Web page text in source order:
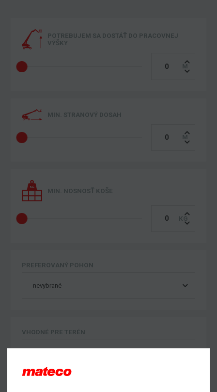
POTREBUJEM SA DOSTÁŤ DO PRACOVNEJ
VÝŠKY
MIN. STRANOVÝ DOSAH
MIN. NOSNOSŤ KOŠE
PREFEROVANÝ POHON
VHODNÉ PRE TERÉN